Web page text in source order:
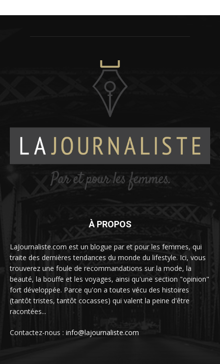
À PROPOS
LaJournaliste.com est un blogue par et pour les femmes, qui
traite des dernières tendances du monde du lifestyle. Ici, vous
trouverez une foule de recommandations sur la mode, la
beauté, la bouffe et les voyages, ainsi qu'une section "opinion"
fort développée. Parce qu'on a toutes vécu des histoires
(tantôt tristes, tantôt cocasses) qui valent la peine d'être
racontées...
Contactez-nous : info@lajournaliste.com